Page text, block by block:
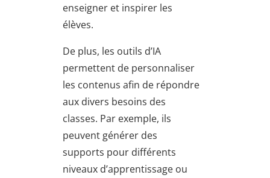
enseigner et inspirer les
élèves.
De plus, les outils d’IA
permettent de personnaliser
les contenus afin de répondre
aux divers besoins des
classes. Par exemple, ils
peuvent générer des
supports pour différents
niveaux d’apprentissage ou